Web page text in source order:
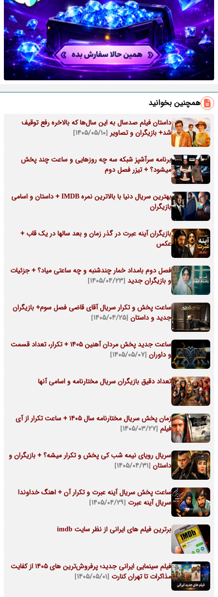
همچنین بخوانید
داستان فیلم صدسال به این سال‌ها که بالاخره رفع توقیف
شد+ بازیگران و تصاویر [۱۴۰۵/۰۵/۱۰]
برنامه سرآشپز شبکه سه چه روزهایی و ساعت چند پخش
میشود؟ + تیزر فصل دوم
بهترین سریال دنیا با بالاترین نمره IMDB + داستان و اسامی
بازیگران
بازیگران آینه عبرت در گذر زمان و بعد سالها در یک قاب +
عکس
فصل دوم بامداد خمار چندشنبه و چه ساعتی میاد؟ + جزئیات
و بازیگران جدید [۱۴۰۵/۰۴/۲۳]
ساعت پخش و تکرار سریال آقای قاضی فصل سوم+ بازیگران
جدید و داستان [۱۴۰۵/۰۴/۲۵]
ساعت جدید پخش مردان آهنین 1405 + تکرار، تعداد قسمت
و داوران [۱۴۰۵/۰۵/۰۷]
تعداد دقیق بازیگران سریال مختارنامه و اسامی آنها
زمان پخش سریال مختارنامه سال ۱۴۰۵ + ساعت تکرار از آی
فیلم [۱۴۰۵/۰۳/۲۷]
سریال رویای نیمه شب کی پخش و تکرار میشه؟ + بازیگران و
داستان [۱۴۰۵/۰۴/۳۱]
ساعت پخش سریال آینه عبرت و تکرار آن + اهنگ خداوندا
سریال آینه عبرت [۱۴۰۵/۰۴/۲۹]
برترین فیلم های ایرانی از نظر سایت imdb
فیلم سینمایی ایرانی جدید؛ پرفروش‌ترین های ۱۴۰۵ از کفایت
مذاکرات تا تهران کنارت [۱۴۰۵/۰۵/۰۱]